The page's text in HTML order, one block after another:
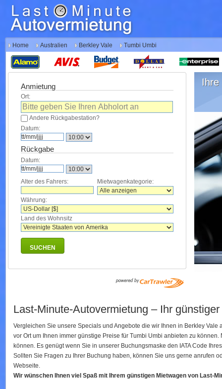
Home Australien Berkley Vale Tumbi Umbi
Anmietung
Ort:
Andere Rückgabestation?
Datum:
Rückgabe
Datum:
Alter des Fahrers: Mietwagenkategorie:
Währung:
Land des Wohnsitz
SUCHEN
Ihre
Last-Minute-Autovermietung – Ihr
Vergleichen Sie unsere Specials und Angebote die wir Ihnen in Berkley
vor Ort um Ihnen immer günstige Preise für Tumbi Umbi anbieten zu
können. Es genügt wenn Sie in unserer Buchungsmaske den IATA Code
Sollten Sie Fragen zu Ihrer Buchung haben, können Sie uns gerne anrufen
Webseite.
Wir wünschen Ihnen viel Spaß mit Ihrem günstigen Mietwagen von Last-